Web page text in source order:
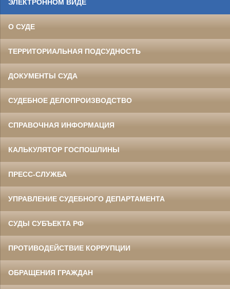
ЭЛЕКТРОННОМ ВИДЕ
О СУДЕ
ТЕРРИТОРИАЛЬНАЯ ПОДСУДНОСТЬ
ДОКУМЕНТЫ СУДА
СУДЕБНОЕ ДЕЛОПРОИЗВОДСТВО
СПРАВОЧНАЯ ИНФОРМАЦИЯ
КАЛЬКУЛЯТОР ГОСПОШЛИНЫ
ПРЕСС-СЛУЖБА
УПРАВЛЕНИЕ СУДЕБНОГО ДЕПАРТАМЕНТА
СУДЫ СУБЪЕКТА РФ
ПРОТИВОДЕЙСТВИЕ КОРРУПЦИИ
ОБРАЩЕНИЯ ГРАЖДАН